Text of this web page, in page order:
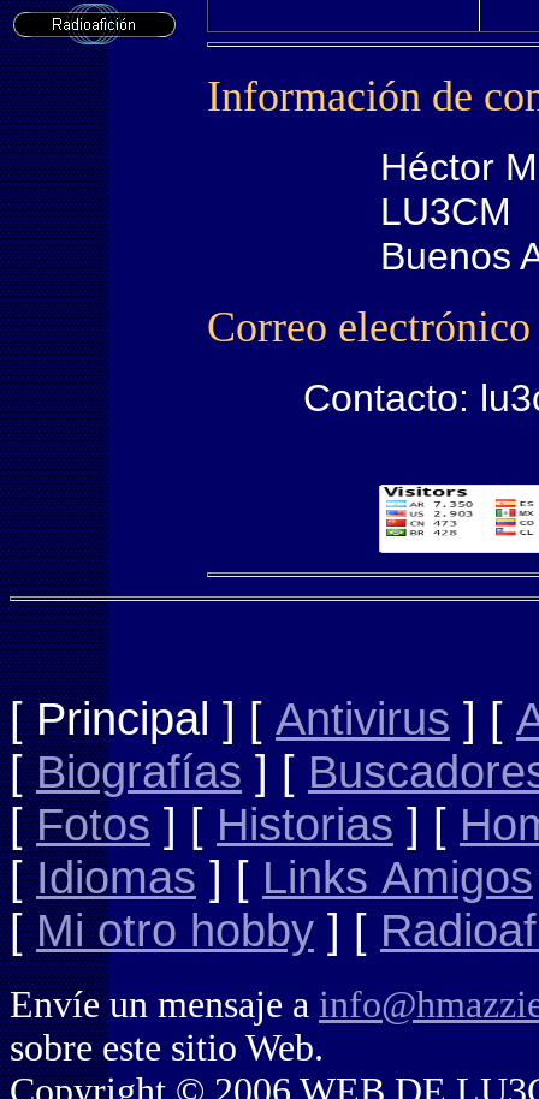
Información de
Héctor
LU3CM
Buenos
Correo electrónico
Contacto:
[ Principal ] [ Antivirus ] [
[Biografías ] [
[Fotos ] [ Historias ] [
[Idiomas ] [ Links Amigos
[Mi otro hobby ] [
Envíe un mensaje a
sobre este sitio Web.